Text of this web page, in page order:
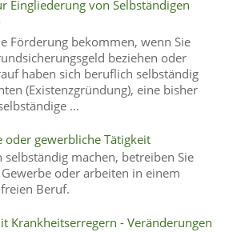
Eingliederung von Selbständigen
Förderung bekommen, wenn Sie
beziehen oder
haben sich beruflich selbständig
(Existenzgründung), eine bisher
…
oder gewerbliche Tätigkeit
selbständig machen, betreiben Sie
oder arbeiten in einem
Beruf.
Krankheitserregern - Veränderungen